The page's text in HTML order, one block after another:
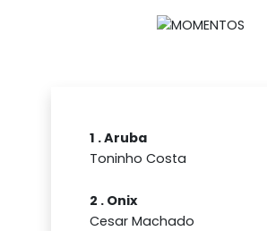
1 . Aruba
Toninho Costa
2 . Onix
Cesar Machado